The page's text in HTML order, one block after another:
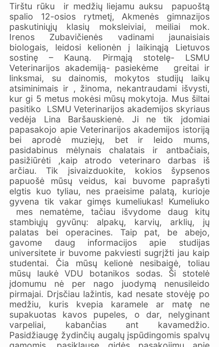
Tirštu rūku ir medžių liejamu auksu papuoštą
spalio 12-osios rytmetį, Akmenės gimnazijos
paskutiniųjų klasių moksleiviai, meiliai mok.
Irenos Zubavičienės vadinami jaunaisiais
biologais, leidosi kelionėn į laikinąją Lietuvos
sostinę – Kauną. Pirmąją stotelę- LSMU
Veterinarijos akademiją- pasiekėme greitai ir
linksmai, su dainomis, mokytos studijų laikų
atsiminimais ir , žinoma, nekantraudami išvysti,
kur gi 5 metus mokėsi mūsų mokytoja. Mus šiltai
pasitiko LSMU Veterinarijos akademijos skyriaus
vedėja Lina Baršauskienė. Ji ne tik įdomiai
papasakojo apie Veterinarijos akademijos istoriją
bei aprodė muziejų, bet ir leido mums,
pasidabinus mėlynais chalatais ir antbačiais,
pasižiūrėti ,kaip atrodo veterinaro darbas iš
arčiau. Tik įsivaizduokite, kokios šypsenos
papuošė mūsų veidus, kai buvome paprašyti
elgtis kuo tyliau, nes praeisime palatą, kurioje
gyvena tik vakar gimęs kumeliukas! Kumeliuko
mes nematėme, tačiau išvydome daug kitų
stambiųjų gyvūnų: alpakų, karvių, arklių, jų
palatas bei operacines. Taip pat, be abejo,
gavome daug informacijos apie studijas
universitete ir buvome pakviesti sugrįžti jau kaip
studentai. Čia mūsų kelionė nesibaigė, toliau
mūsų laukė VDU botanikos sodas. Ši stotelė
įdomumu nė per nago juodymą nenusileido
pirmajai. Drįsčiau lažintis, kad nesate stovėję po
medžiu, kuris kvepia karamele ar matę ne
supakuotas kavos pupeles, o dar, nelyginant
varpeliai, kabančias ant kavamedžio.
Pasidžiaugę žydinčių augalų įspūdingomis spalvų